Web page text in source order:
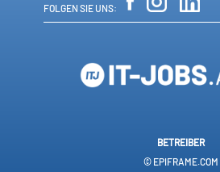
FOLGEN SIE UNS:
BETREIBER
© EPIFRAME.COM